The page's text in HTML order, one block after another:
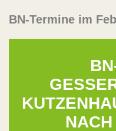
BN-Termine im